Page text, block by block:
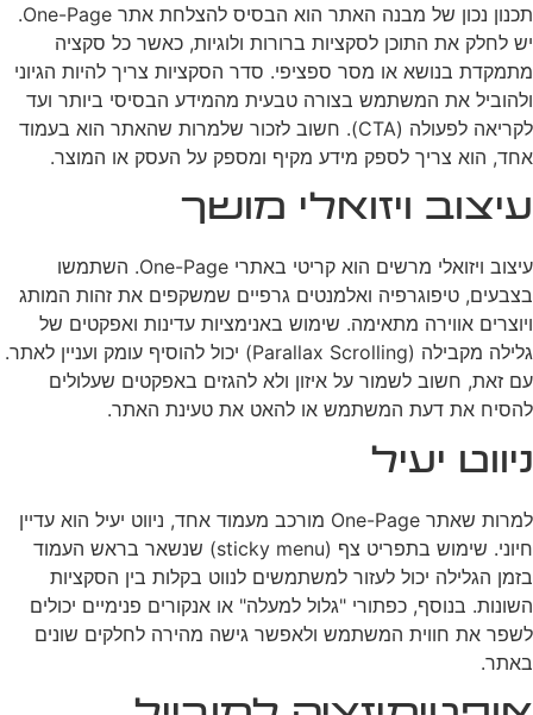
תכנון נכון של מבנה האתר הוא הבסיס להצלחת אתר One-Page.
יש לחלק את התוכן לסקציות ברורות ולוגיות, כאשר כל סקציה
מתמקדת בנושא או מסר ספציפי. סדר הסקציות צריך להיות הגיוני
ולהוביל את המשתמש בצורה טבעית מהמידע הבסיסי ביותר ועד
לקריאה לפעולה (CTA). חשוב לזכור שלמרות שהאתר הוא בעמוד
אחד, הוא צריך לספק מידע מקיף ומספק על העסק או המוצר.
עיצוב ויזואלי מושך
עיצוב ויזואלי מרשים הוא קריטי באתרי One-Page. השתמשו
בצבעים, טיפוגרפיה ואלמנטים גרפיים שמשקפים את זהות המותג
ויוצרים אווירה מתאימה. שימוש באנימציות עדינות ואפקטים של
גלילה מקבילה (Parallax Scrolling) יכול להוסיף עומק ועניין לאתר.
עם זאת, חשוב לשמור על איזון ולא להגזים באפקטים שעלולים
להסיח את דעת המשתמש או להאט את טעינת האתר.
ניווט יעיל
למרות שאתר One-Page מורכב מעמוד אחד, ניווט יעיל הוא עדיין
חיוני. שימוש בתפריט צף (sticky menu) שנשאר בראש העמוד
בזמן הגלילה יכול לעזור למשתמשים לנווט בקלות בין הסקציות
השונות. בנוסף, כפתורי "גלול למעלה" או אנקורים פנימיים יכולים
לשפר את חווית המשתמש ולאפשר גישה מהירה לחלקים שונים
באתר.